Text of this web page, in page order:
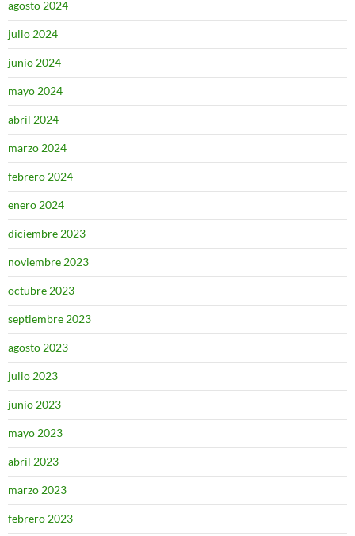
agosto 2024
julio 2024
junio 2024
mayo 2024
abril 2024
marzo 2024
febrero 2024
enero 2024
diciembre 2023
noviembre 2023
octubre 2023
septiembre 2023
agosto 2023
julio 2023
junio 2023
mayo 2023
abril 2023
marzo 2023
febrero 2023